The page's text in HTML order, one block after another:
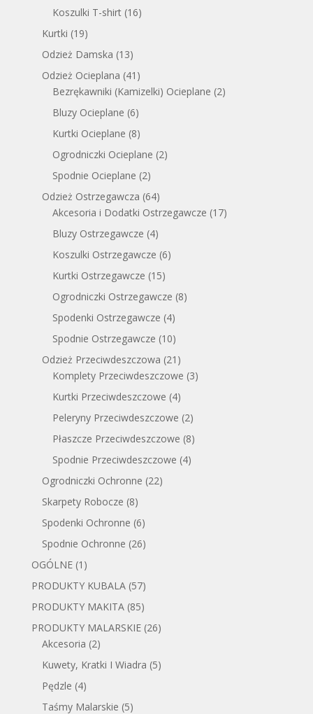
Koszulki T-shirt (16)
Kurtki (19)
Odzież Damska (13)
Odzież Ocieplana (41)
Bezrękawniki (Kamizelki) Ocieplane (2)
Bluzy Ocieplane (6)
Kurtki Ocieplane (8)
Ogrodniczki Ocieplane (2)
Spodnie Ocieplane (2)
Odzież Ostrzegawcza (64)
Akcesoria i Dodatki Ostrzegawcze (17)
Bluzy Ostrzegawcze (4)
Koszulki Ostrzegawcze (6)
Kurtki Ostrzegawcze (15)
Ogrodniczki Ostrzegawcze (8)
Spodenki Ostrzegawcze (4)
Spodnie Ostrzegawcze (10)
Odzież Przeciwdeszczowa (21)
Komplety Przeciwdeszczowe (3)
Kurtki Przeciwdeszczowe (4)
Peleryny Przeciwdeszczowe (2)
Płaszcze Przeciwdeszczowe (8)
Spodnie Przeciwdeszczowe (4)
Ogrodniczki Ochronne (22)
Skarpety Robocze (8)
Spodenki Ochronne (6)
Spodnie Ochronne (26)
OGÓLNE (1)
PRODUKTY KUBALA (57)
PRODUKTY MAKITA (85)
PRODUKTY MALARSKIE (26)
Akcesoria (2)
Kuwety, Kratki I Wiadra (5)
Pędzle (4)
Taśmy Malarskie (5)